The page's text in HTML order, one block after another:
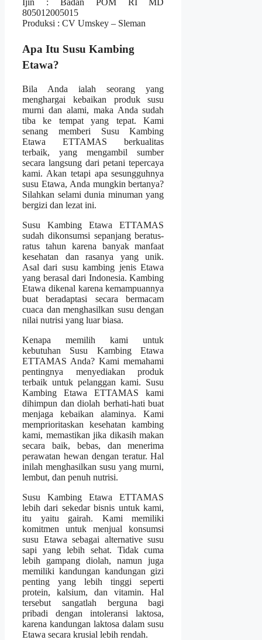
Ijin : Badan POM RI MD
805012005015
Produksi : CV Umskey – Sleman
Apa Itu Susu Kambing
Etawa?
Bila Anda ialah seorang yang
menghargai kebaikan produk susu
murni dan alami, maka Anda sudah
tiba ke tempat yang tepat. Kami
senang memberi Susu Kambing
Etawa ETTAMAS berkualitas
terbaik, yang mengambil sumber
secara langsung dari petani tepercaya
kami. Akan tetapi apa sesungguhnya
susu Etawa, Anda mungkin bertanya?
Silahkan selami dunia minuman yang
bergizi dan lezat ini.
Susu Kambing Etawa ETTAMAS
sudah dikonsumsi sepanjang beratus-
ratus tahun karena banyak manfaat
kesehatan dan rasanya yang unik.
Asal dari susu kambing jenis Etawa
yang berasal dari Indonesia. Kambing
Etawa dikenal karena kemampuannya
buat beradaptasi secara bermacam
cuaca dan menghasilkan susu dengan
nilai nutrisi yang luar biasa.
Kenapa memilih kami untuk
kebutuhan Susu Kambing Etawa
ETTAMAS Anda? Kami memahami
pentingnya menyediakan produk
terbaik untuk pelanggan kami. Susu
Kambing Etawa ETTAMAS kami
dihimpun dan diolah berhati-hati buat
menjaga kebaikan alaminya. Kami
memprioritaskan kesehatan kambing
kami, memastikan jika dikasih makan
secara baik, bebas, dan menerima
perawatan hewan dengan teratur. Hal
inilah menghasilkan susu yang murni,
lembut, dan penuh nutrisi.
Susu Kambing Etawa ETTAMAS
lebih dari sekedar bisnis untuk kami,
itu yaitu gairah. Kami memiliki
komitmen untuk menjual konsumsi
susu Etawa sebagai alternative susu
sapi yang lebih sehat. Tidak cuma
lebih gampang diolah, namun juga
memiliki kandungan kandungan gizi
penting yang lebih tinggi seperti
protein, kalsium, dan vitamin. Hal
tersebut sangatlah berguna bagi
pribadi dengan intoleransi laktosa,
karena kandungan laktosa dalam susu
Etawa secara krusial lebih rendah.